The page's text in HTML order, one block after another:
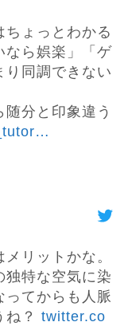
ょっとわかる
なら娯楽」「ゲ
り同調できない
随分と印象違う
…
リットかな。
独特な空気に染
ってからも人脈
ね？ twitter.co